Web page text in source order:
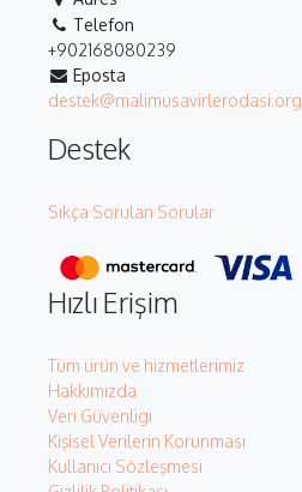
Telefon
+902168080239
Eposta
destek@malimusavirlerodasi.org
Destek
Sıkça Sorulan Sorular
Hızlı Erişim
Tüm ürün ve hizmetlerimiz
Hakkımızda
Veri Güvenligi
Kişisel Verilerin Korunması
Kullanıcı Sözleşmesi